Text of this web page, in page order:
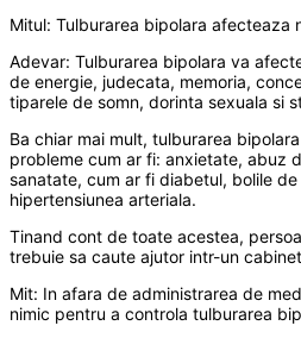
Mitul: Tulburarea bipolara afecteaza
Adevar: Tulburarea bipolara va
de energie, judecata, memoria,
tiparele de somn, dorinta sexuala si
Ba chiar mai mult, tulburarea
probleme cum ar fi: anxietate, abuz
sanatate, cum ar fi diabetul, bolile de
hipertensiunea arteriala.
Tinand cont de toate acestea,
trebuie sa caute ajutor intr-un
Mit: In afara de administrarea de
nimic pentru a controla tulburarea